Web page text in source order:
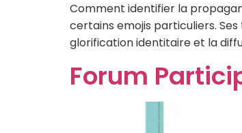
Comment identifier la
certains emojis particuliers.
glorification identitaire et la
Forum